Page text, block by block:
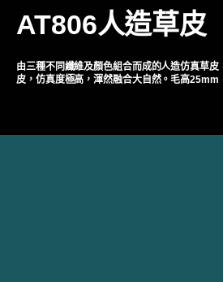
AT806人造草皮
由三種不同纖維及顏色組合而成的人造仿真草皮
皮，仿真度極高，渾然融合大自然。毛高25mm